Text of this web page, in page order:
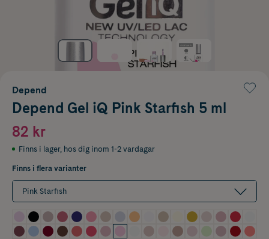
Depend
Depend Gel iQ Pink Starfish 5 ml
82 kr
Finns i lager, hos dig inom 1-2 vardagar
Finns i flera varianter
Pink Starfish